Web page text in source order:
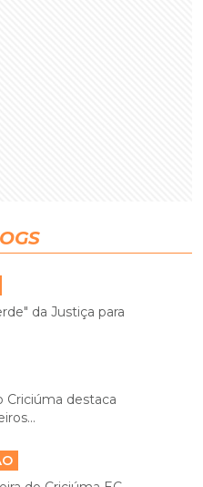
da Justiça para
Criciúma destaca